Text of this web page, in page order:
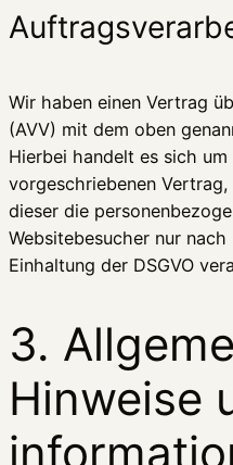
Wir haben einen Vertrag
(AVV) mit dem oben
Hierbei handelt es sich
vorgeschriebenen
dieser die
Websitebesucher nur
Einhaltung der DSGVO
3.
Hinweise